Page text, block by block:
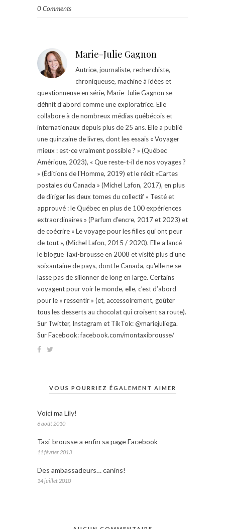
0 Comments
Marie-Julie Gagnon
Autrice, journaliste, recherchiste,
chroniqueuse, machine à idées et
questionneuse en série, Marie-Julie Gagnon se
définit d’abord comme une exploratrice. Elle
collabore à de nombreux médias québécois et
internationaux depuis plus de 25 ans. Elle a publié
une quinzaine de livres, dont les essais « Voyager
mieux : est-ce vraiment possible ? » (Québec
Amérique, 2023), « Que reste-t-il de nos voyages ?
» (Éditions de l'Homme, 2019) et le récit «Cartes
postales du Canada » (Michel Lafon, 2017), en plus
de diriger les deux tomes du collectif « Testé et
approuvé : le Québec en plus de 100 expériences
extraordinaires » (Parfum d'encre, 2017 et 2023) et
de coécrire « Le voyage pour les filles qui ont peur
de tout », (Michel Lafon, 2015 / 2020). Elle a lancé
le blogue Taxi-brousse en 2008 et visité plus d'une
soixantaine de pays, dont le Canada, qu'elle ne se
lasse pas de sillonner de long en large. Certains
voyagent pour voir le monde, elle, c’est d’abord
pour le « ressentir » (et, accessoirement, goûter
tous les desserts au chocolat qui croisent sa route).
Sur Twitter, Instagram et TikTok: @mariejuliega.
Sur Facebook: facebook.com/montaxibrousse/
VOUS POURRIEZ ÉGALEMENT AIMER
Voici ma Lily!
6 août 2010
Taxi-brousse a enfin sa page Facebook
11 février 2013
Des ambassadeurs… canins!
14 juillet 2010